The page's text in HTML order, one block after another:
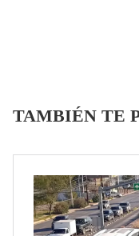
TAMBIÉN TE